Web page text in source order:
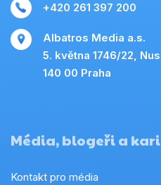
+420 261 397 200
Albatros Media a.s.
5. května 1746/22,
140 00 Praha
Média, blogeři a
Kontakt pro média